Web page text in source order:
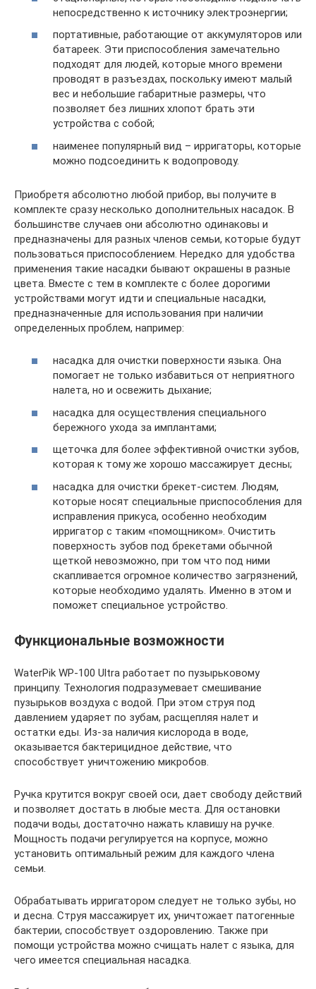
непосредственно к источнику электроэнергии;
портативные, работающие от аккумуляторов или
батареек. Эти приспособления замечательно
подходят для людей, которые много времени
проводят в разъездах, поскольку имеют малый
вес и небольшие габаритные размеры, что
позволяет без лишних хлопот брать эти
устройства с собой;
наименее популярный вид – ирригаторы, которые
можно подсоединить к водопроводу.
Приобретя абсолютно любой прибор, вы получите в
комплекте сразу несколько дополнительных насадок. В
большинстве случаев они абсолютно одинаковы и
предназначены для разных членов семьи, которые будут
пользоваться приспособлением. Нередко для удобства
применения такие насадки бывают окрашены в разные
цвета. Вместе с тем в комплекте с более дорогими
устройствами могут идти и специальные насадки,
предназначенные для использования при наличии
определенных проблем, например:
насадка для очистки поверхности языка. Она
помогает не только избавиться от неприятного
налета, но и освежить дыхание;
насадка для осуществления специального
бережного ухода за имплантами;
щеточка для более эффективной очистки зубов,
которая к тому же хорошо массажирует десны;
насадка для очистки брекет-систем. Людям,
которые носят специальные приспособления для
исправления прикуса, особенно необходим
ирригатор с таким «помощником». Очистить
поверхность зубов под брекетами обычной
щеткой невозможно, при том что под ними
скапливается огромное количество загрязнений,
которые необходимо удалять. Именно в этом и
поможет специальное устройство.
Функциональные возможности
WaterPik WP-100 Ultra работает по пузырьковому
принципу. Технология подразумевает смешивание
пузырьков воздуха с водой. При этом струя под
давлением ударяет по зубам, расщепляя налет и
остатки еды. Из-за наличия кислорода в воде,
оказывается бактерицидное действие, что
способствует уничтожению микробов.
Ручка крутится вокруг своей оси, дает свободу действий
и позволяет достать в любые места. Для остановки
подачи воды, достаточно нажать клавишу на ручке.
Мощность подачи регулируется на корпусе, можно
установить оптимальный режим для каждого члена
семьи.
Обрабатывать ирригатором следует не только зубы, но
и десна. Струя массажирует их, уничтожает патогенные
бактерии, способствует оздоровлению. Также при
помощи устройства можно счищать налет с языка, для
чего имеется специальная насадка.